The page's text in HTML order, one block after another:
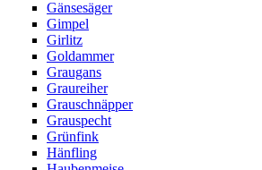
Gänsesäger
Gimpel
Girlitz
Goldammer
Graugans
Graureiher
Grauschnäpper
Grauspecht
Grünfink
Hänfling